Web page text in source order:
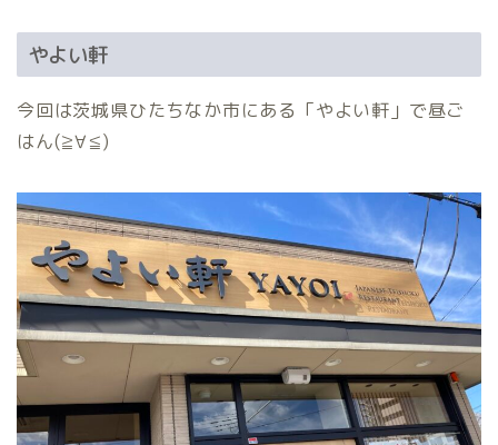
やよい軒
今回は茨城県ひたちなか市にある「やよい軒」で昼ご
はん(≧∀≦)